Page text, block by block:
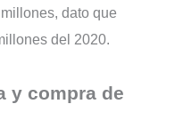
dato que
del 2020.
y compra de